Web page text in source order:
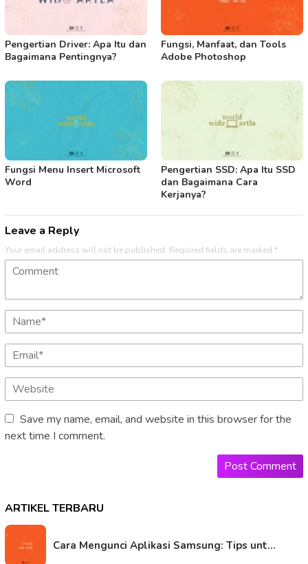
Pengertian Driver: Apa Itu dan
Bagaimana Pentingnya?
Fungsi, Manfaat, dan Tools
Adobe Photoshop
Fungsi Menu Insert Microsoft
Word
Pengertian SSD: Apa Itu SSD
dan Bagaimana Cara
Kerjanya?
Leave a Reply
Your email address will not be published. Required fields are marked *
Save my name, email, and website in this browser for the
next time I comment.
ARTIKEL TERBARU
Cara Mengunci Aplikasi Samsung: Tips unt…